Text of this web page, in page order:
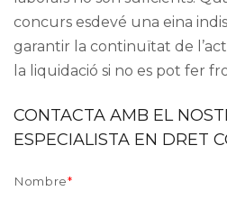
concurs esdevé una eina
garantir la continuïtat de
la liquidació si no es pot fer
CONTACTA AMB EL
ESPECIALISTA EN DRET
Nombre*